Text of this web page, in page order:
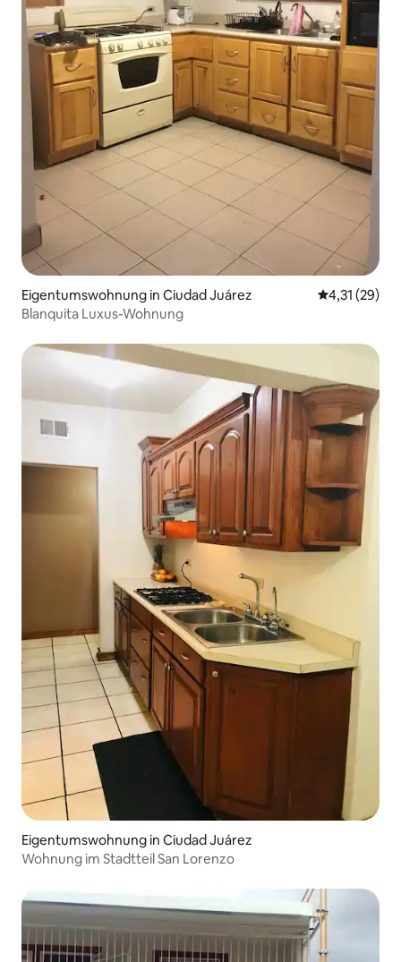
Eigentumswohnung in Ciudad Juárez
4,31 (29)
Blanquita Luxus-Wohnung
Eigentumswohnung in Ciudad Juárez
Wohnung im Stadtteil San Lorenzo